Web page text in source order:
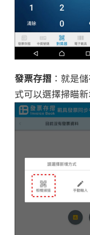
發票存摺 ：就是
式可以選擇掃瞄